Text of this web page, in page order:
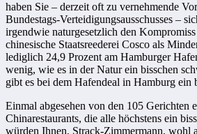
haben Sie – derzeit oft zu vernehmende
Bundestags-Verteidigungsausschusses –
irgendwie naturgesetzlich den
chinesische Staatsreederei Cosco als
lediglich 24,9 Prozent am Hamburger
wenig, wie es in der Natur ein bisschen
gibt es bei dem Hafendeal in Hamburg ein
Einmal abgesehen von den 105 Gerichten
Chinarestaurants, die alle höchstens ein
würden Ihnen, Strack-Zimmermann, wohl